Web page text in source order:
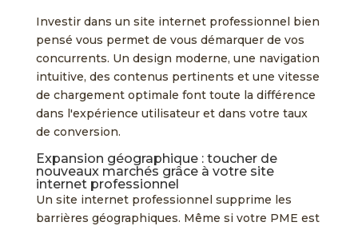
Investir dans un site internet professionnel bien
pensé vous permet de vous démarquer de vos
concurrents. Un design moderne, une navigation
intuitive, des contenus pertinents et une vitesse
de chargement optimale font toute la différence
dans l'expérience utilisateur et dans votre taux
de conversion.
Expansion géographique : toucher de
nouveaux marchés grâce à votre site
internet professionnel
Un site internet professionnel supprime les
barrières géographiques. Même si votre PME est